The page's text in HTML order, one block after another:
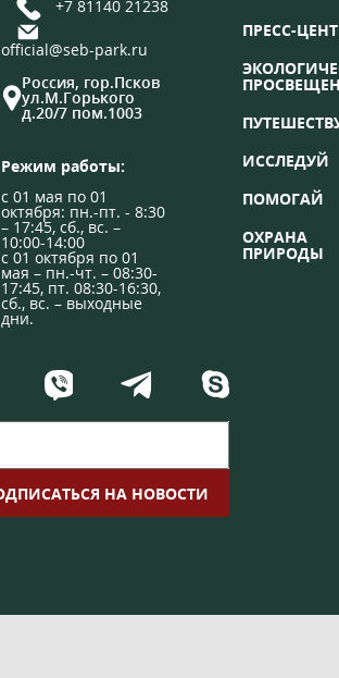
+7 81140 21238
official@seb-park.ru
Россия, гор.Псков
ул.М.Горького
д.20/7 пом.1003
Режим работы:
с 01 мая по 01
октября: пн.-пт. - 8:30
– 17:45, сб., вс. –
10:00-14:00
с 01 октября по 01
мая – пн.-чт. – 08:30-
17:45, пт. 08:30-16:30,
сб., вс. – выходные
дни.
ПРЕСС-
ИССЛЕДУЙ
ПОМОГАЙ
ОХРАНА
ПРИРОДЫ